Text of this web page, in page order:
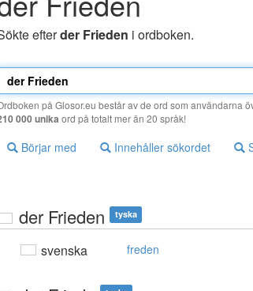
efterder Frieden i ordboken.
på Glosor.eu består av de ord som användarna
000 unika ord på totalt mer än 20 språk!
Börjar med Innehåller sökordet
der Frieden tyska
svenska freden